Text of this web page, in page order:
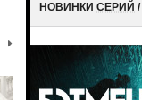
НОВИНКИ СЕРИЙ /